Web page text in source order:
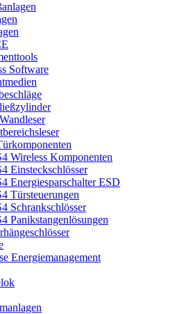
Software
Wireless Komponenten
Einsteckschlösser
Energiesparschalter ESD
Türsteuerungen
Schrankschlösser
Panikstangenlösungen
Energiemanagement